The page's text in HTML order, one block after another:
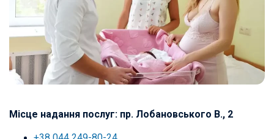
Місце надання послуг: пр. Лобановського В., 2